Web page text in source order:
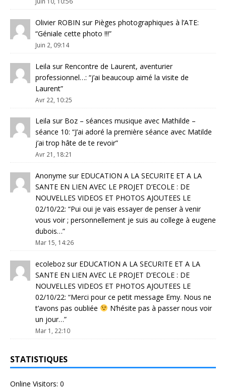
Olivier ROBIN sur Pièges photographiques à l’ATE:
“Géniale cette photo !!!”
Juin 2, 09:14
Leila sur Rencontre de Laurent, aventurier
professionnel…: “j’ai beaucoup aimé la visite de
Laurent”
Avr 22, 10:25
Leila sur Boz – séances musique avec Mathilde –
séance 10: “J’ai adoré la première séance avec Matilde
j’ai trop hâte de te revoir”
Avr 21, 18:21
Anonyme sur EDUCATION A LA SECURITE ET A LA
SANTE EN LIEN AVEC LE PROJET D’ECOLE : DE
NOUVELLES VIDEOS ET PHOTOS AJOUTEES LE
02/10/22: “Pui oui je vais essayer de penser à venir
vous voir ; personnellement je suis au college à eugene
dubois…”
Mar 15, 14:26
ecoleboz sur EDUCATION A LA SECURITE ET A LA
SANTE EN LIEN AVEC LE PROJET D’ECOLE : DE
NOUVELLES VIDEOS ET PHOTOS AJOUTEES LE
02/10/22: “Merci pour ce petit message Emy. Nous ne
t’avons pas oubliée
N’hésite pas à passer nous voir
un jour…”
Mar 1, 22:10
STATISTIQUES
Online Visitors: 0